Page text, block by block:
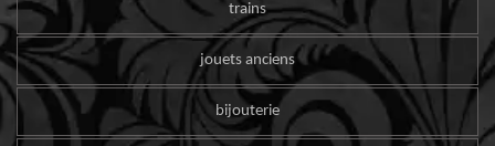
trains
jouets anciens
bijouterie